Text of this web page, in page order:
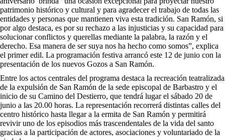
patrimonio histórico y cultural y para agradecer el trabajo de todas las
entidades y personas que mantienen viva esta tradición. San Ramón, si
por algo destaca, es por su rechazo a las injusticias y su capacidad para
solucionar conflictos y querellas mediante la palabra, la razón y el
derecho. Esa manera de ser suya nos ha hecho como somos”, explica
el primer edil. La programación festiva arrancó este 12 de junio con la
presentación de los nuevos Gozos a San Ramón.
Entre los actos centrales del programa destaca la recreación teatralizada
de la expulsión de San Ramón de la sede episcopal de Barbastro y el
inicio de su Camino del Destierro, que tendrá lugar el sábado 20 de
junio a las 20.00 horas. La representación recorrerá distintas calles del
centro histórico hasta llegar a la ermita de San Ramón y permitirá
revivir uno de los episodios más trascendentales de la vida del santo
gracias a la participación de actores, asociaciones y voluntariado de la